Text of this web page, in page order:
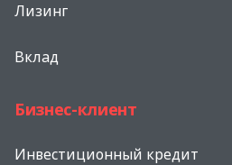
Лизинг
Вклад
Бизнес-клиент
Инвестиционный кредит